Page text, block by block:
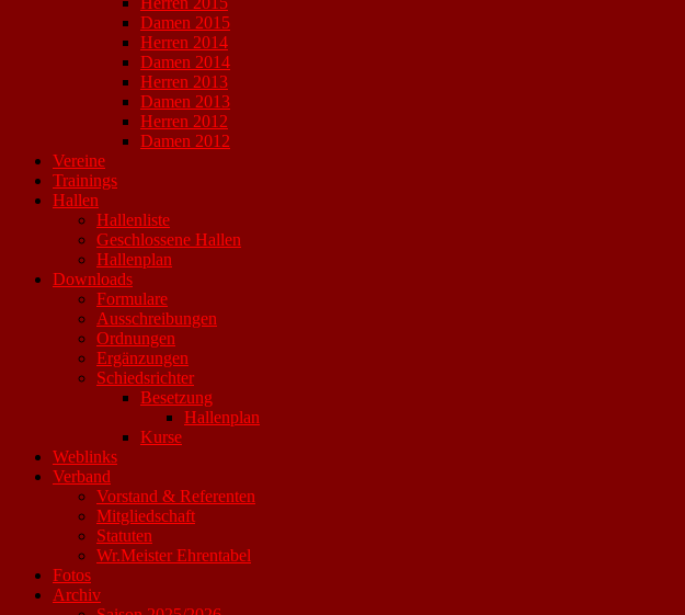
Damen 2015
Herren 2014
Damen 2014
Herren 2013
Damen 2013
Herren 2012
Damen 2012
Vereine
Trainings
Hallen
Hallenliste
Geschlossene Hallen
Hallenplan
Downloads
Formulare
Ausschreibungen
Ordnungen
Ergänzungen
Schiedsrichter
Besetzung
Hallenplan
Kurse
Weblinks
Verband
Vorstand & Referenten
Mitgliedschaft
Statuten
Wr.Meister Ehrentabel
Fotos
Archiv